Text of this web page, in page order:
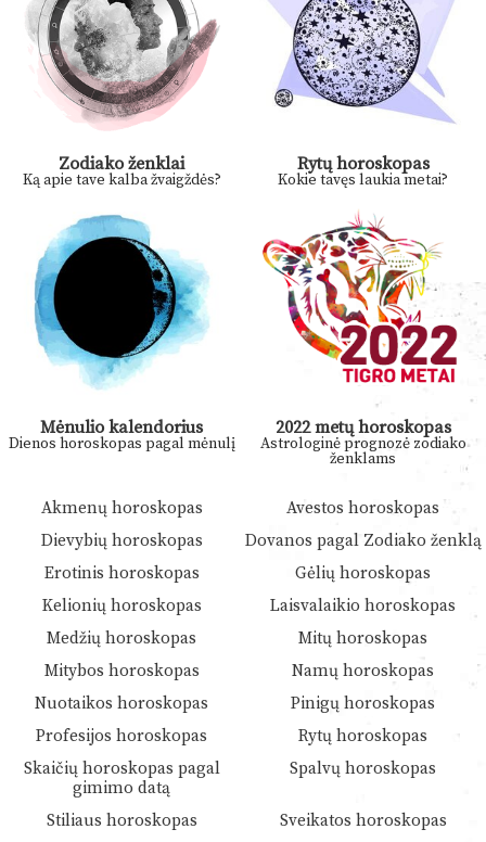
Zodiako ženklai
Ką apie tave kalba žvaigždės?
Rytų horoskopas
Kokie tavęs laukia metai?
Mėnulio kalendorius
Dienos horoskopas pagal mėnulį
2022 metų horoskopas
Astrologinė prognozė zodiako
ženklams
Akmenų horoskopas
Avestos horoskopas
Dievybių horoskopas
Dovanos pagal Zodiako ženklą
Erotinis horoskopas
Gėlių horoskopas
Kelionių horoskopas
Laisvalaikio horoskopas
Medžių horoskopas
Mitų horoskopas
Mitybos horoskopas
Namų horoskopas
Nuotaikos horoskopas
Pinigų horoskopas
Profesijos horoskopas
Rytų horoskopas
Skaičių horoskopas pagal
gimimo datą
Spalvų horoskopas
Stiliaus horoskopas
Sveikatos horoskopas